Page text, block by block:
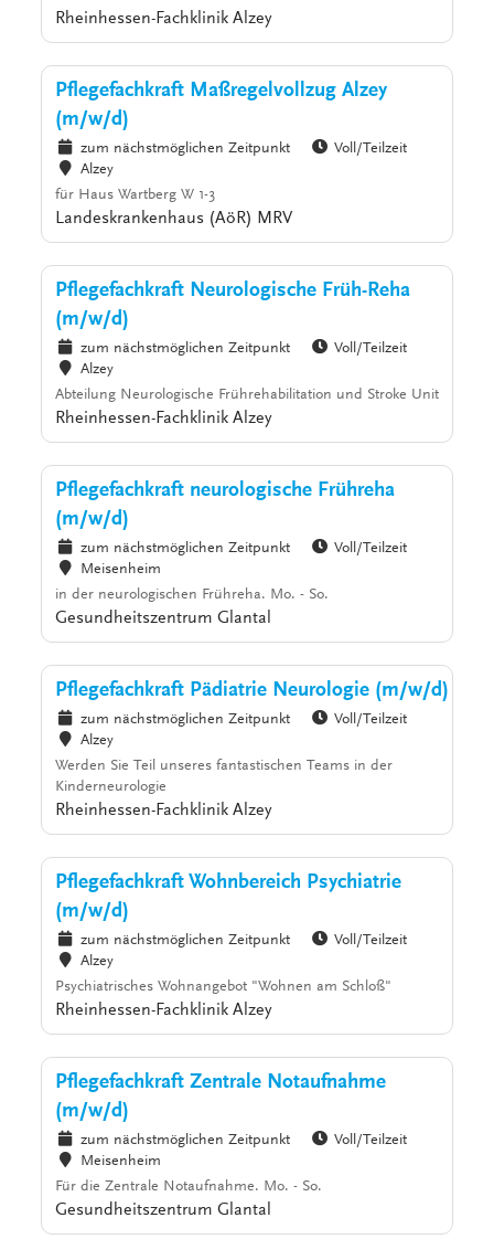
Rheinhessen-Fachklinik Alzey
Pflegefachkraft Maßregelvollzug Alzey
(m/w/d)
zum nächstmöglichen Zeitpunkt
Voll/Teilzeit
Alzey
für Haus Wartberg W 1-3
Landeskrankenhaus (AöR) MRV
Pflegefachkraft Neurologische Früh-Reha
(m/w/d)
zum nächstmöglichen Zeitpunkt
Voll/Teilzeit
Alzey
Abteilung Neurologische Frührehabilitation und Stroke Unit
Rheinhessen-Fachklinik Alzey
Pflegefachkraft neurologische Frühreha
(m/w/d)
zum nächstmöglichen Zeitpunkt
Voll/Teilzeit
Meisenheim
in der neurologischen Frühreha. Mo. - So.
Gesundheitszentrum Glantal
Pflegefachkraft Pädiatrie Neurologie (m/w/d)
zum nächstmöglichen Zeitpunkt
Voll/Teilzeit
Alzey
Werden Sie Teil unseres fantastischen Teams in der
Kinderneurologie
Rheinhessen-Fachklinik Alzey
Pflegefachkraft Wohnbereich Psychiatrie
(m/w/d)
zum nächstmöglichen Zeitpunkt
Voll/Teilzeit
Alzey
Psychiatrisches Wohnangebot "Wohnen am Schloß"
Rheinhessen-Fachklinik Alzey
Pflegefachkraft Zentrale Notaufnahme
(m/w/d)
zum nächstmöglichen Zeitpunkt
Voll/Teilzeit
Meisenheim
Für die Zentrale Notaufnahme. Mo. - So.
Gesundheitszentrum Glantal